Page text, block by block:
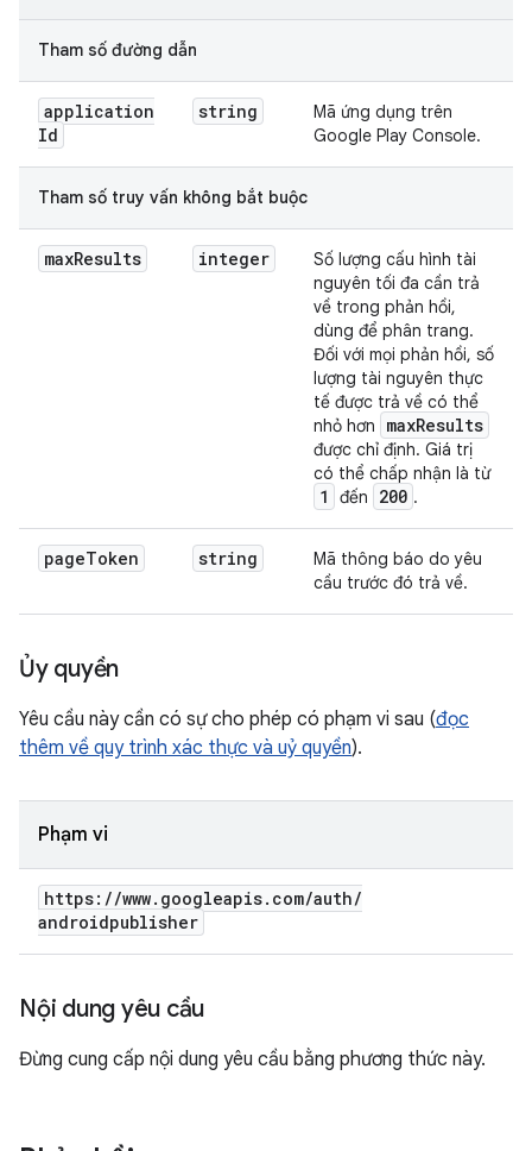
Tham số đường dẫn
application
Id
string
Mã ứng dụng trên
Google Play Console.
Tham số truy vấn không bắt buộc
maxResults integer
Số lượng cấu hình tài
nguyên tối đa cần trả
về trong phản hồi,
dùng để phân trang.
Đối với mọi phản hồi, số
lượng tài nguyên thực
tế được trả về có thể
nhỏ hơn
maxResults
được chỉ định. Giá trị
có thể chấp nhận là từ
1 đến 200 .
pageToken string
Mã thông báo do yêu
cầu trước đó trả về.
Ủy quyền
Yêu cầu này cần có sự cho phép có phạm vi sau (đọc
thêm về quy trình xác thực và uỷ quyền).
Phạm vi
https: //www. googleapis. com/auth/
androidpublisher
Nội dung yêu cầu
Đừng cung cấp nội dung yêu cầu bằng phương thức này.